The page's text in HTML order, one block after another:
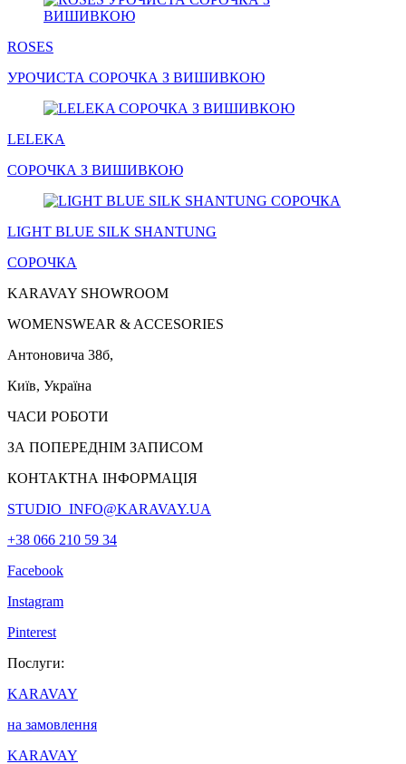
ROSES
УРОЧИСТА СОРОЧКА З ВИШИВКОЮ
LELEKA
СОРОЧКА З ВИШИВКОЮ
LIGHT BLUE SILK SHANTUNG
СОРОЧКА
KARAVAY SHOWROOM
WOMENSWEAR & ACCESORIES
Антоновича 38б,
Київ, Україна
ЧАСИ РОБОТИ
ЗА ПОПЕРЕДНІМ ЗАПИСОМ
КОНТАКТНА ІНФОРМАЦІЯ
STUDIO_INFO@KARAVAY.UA
+38 066 210 59 34
Facebook
Instagram
Pinterest
Послуги:
KARAVAY
на замовлення
KARAVAY